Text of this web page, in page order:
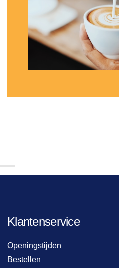
Klantenservice
Openingstijden
Bestellen